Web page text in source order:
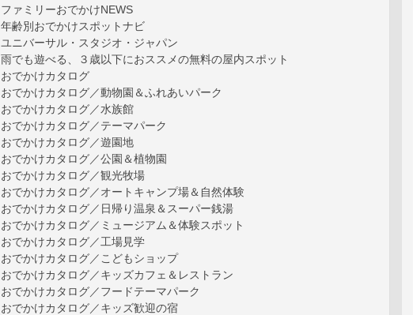
ファミリーおでかけNEWS
年齢別おでかけスポットナビ
ユニバーサル・スタジオ・ジャパン
雨でも遊べる、３歳以下におススメの無料の屋内スポット
おでかけカタログ
おでかけカタログ／動物園＆ふれあいパーク
おでかけカタログ／水族館
おでかけカタログ／テーマパーク
おでかけカタログ／遊園地
おでかけカタログ／公園＆植物園
おでかけカタログ／観光牧場
おでかけカタログ／オートキャンプ場＆自然体験
おでかけカタログ／日帰り温泉＆スーパー銭湯
おでかけカタログ／ミュージアム＆体験スポット
おでかけカタログ／工場見学
おでかけカタログ／こどもショップ
おでかけカタログ／キッズカフェ＆レストラン
おでかけカタログ／フードテーマパーク
おでかけカタログ／キッズ歓迎の宿